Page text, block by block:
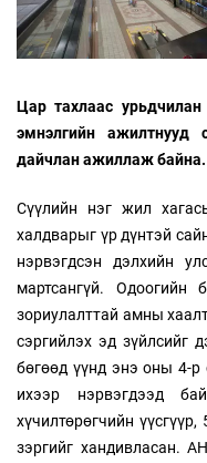
Цар тахлаас
эмнэлгийн ажилтнууд
дайчлан ажиллаж байна.
Сүүлийн нэг жил
халдварыг үр дүнтэй
нэрвэгдсэн дэлхийн
мартсангүй. Одоогийн
зориулалттай амны
сэргийлэх эд зүйлсийг
бөгөөд үүнд энэ оны 4-р
ихээр нэрвэгдээд
хүчилтөрөгчийн
зэргийг хандивласан.